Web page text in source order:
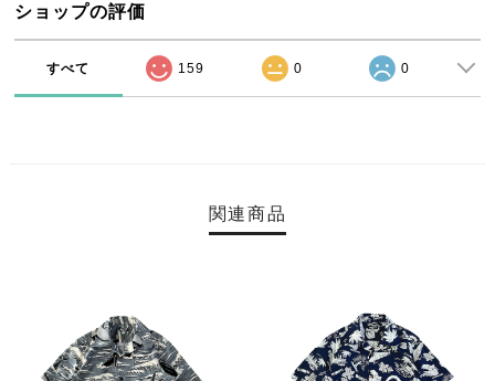
ショップの評価
すべて 159 0 0
関連商品